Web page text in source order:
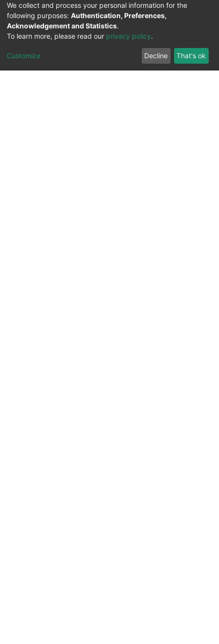
We collect and process your personal information for the
following purposes: Authentication, Preferences,
Acknowledgement and Statistics.
To learn more, please read our privacy policy.
Customize Decline That's ok